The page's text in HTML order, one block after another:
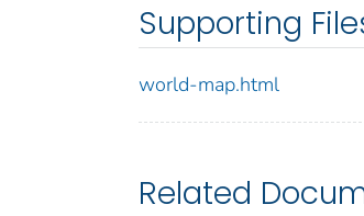
Supporting
world-map.html
Related